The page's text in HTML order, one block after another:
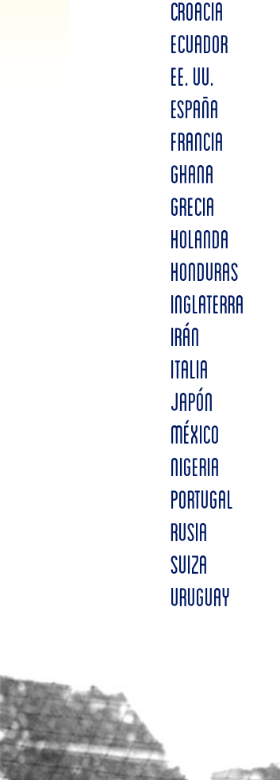
CROACIA
ECUADOR
EE. UU.
ESPAÑA
FRANCIA
GHANA
GRECIA
HOLANDA
HONDURAS
INGLATERRA
IRÁN
ITALIA
JAPÓN
MÉXICO
NIGERIA
PORTUGAL
RUSIA
SUIZA
URUGUAY